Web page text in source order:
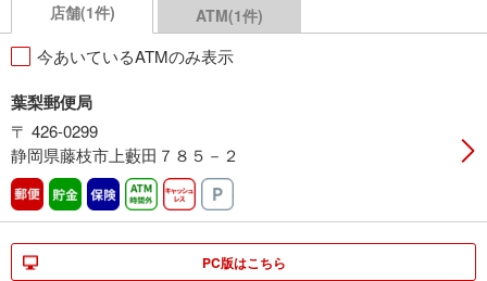
店舗(1件) ATM(1件)
今あいているATMのみ表示
葉梨郵便局
〒 426-0299
静岡県藤枝市上藪田７８５－２
郵便 貯金 保険 ATM時間外キャッシュレス
PC版はこちら